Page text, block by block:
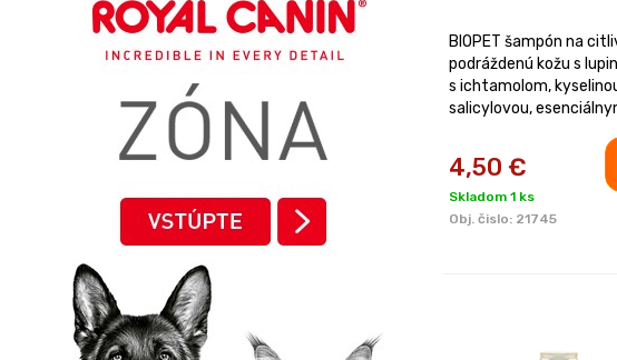
BIOPET šampón na
podráždenú kožu s
s ichtamolom,
salicylovou,
extraktom z pagaštana
konského.
4,50 €
Skladom 1 ks
Obj. čislo: 21745